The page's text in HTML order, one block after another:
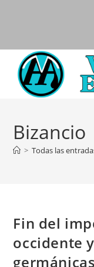
Bizancio
> Todas las
Fin del
occidente